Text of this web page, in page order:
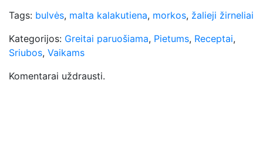
Tags: bulvės, malta kalakutiena, morkos, žalieji žirneliai
Kategorijos: Greitai paruošiama, Pietums, Receptai,
Sriubos, Vaikams
Komentarai uždrausti.